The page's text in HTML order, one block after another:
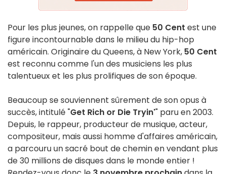
Pour les plus jeunes, on rappelle que 50 Cent est une
figure incontournable dans le milieu du hip-hop
américain. Originaire du Queens, à New York, 50 Cent
est reconnu comme l'un des musiciens les plus
talentueux et les plus prolifiques de son époque.
Beaucoup se souviennent sûrement de son opus à
succès, intitulé "Get Rich or Die Tryin'" paru en 2003.
Depuis, le rappeur, producteur de musique, acteur,
compositeur, mais aussi homme d'affaires américain,
a parcouru un sacré bout de chemin en vendant plus
de 30 millions de disques dans le monde entier !